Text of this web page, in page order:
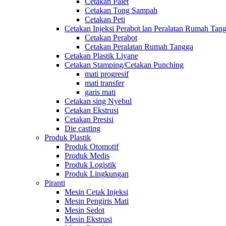
Cetakan Tong Sampah
Cetakan Peti
Cetakan Injeksi Perabot lan Peralatan Rumah
Cetakan Perabot
Cetakan Peralatan Rumah Tangga
Cetakan Plastik Liyane
Cetakan Stamping/Cetakan Punching
mati progresif
mati transfer
garis mati
Cetakan sing Nyebul
Cetakan Ekstrusi
Cetakan Presisi
Die casting
Produk Plastik
Produk Otomotif
Produk Medis
Produk Logistik
Produk Lingkungan
Piranti
Mesin Cetak Injeksi
Mesin Pengiris Mati
Mesin Sedot
Mesin Ekstrusi